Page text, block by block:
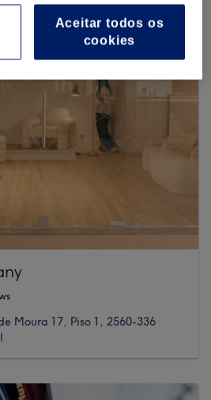
Moura 17, Piso 1, 2560-336
Aceitar todos os
cookies